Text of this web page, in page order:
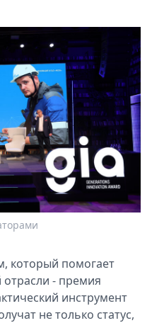
который помогает
отрасли - премия
инструмент
не только статус,